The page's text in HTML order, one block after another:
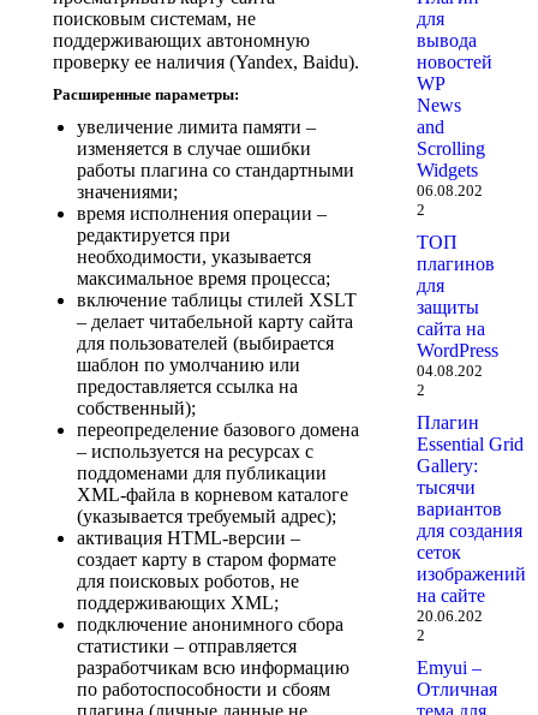
поисковым системам, не
поддерживающих автономную
проверку ее наличия (Yandex, Baidu).
Расширенные параметры:
увеличение лимита памяти –
изменяется в случае ошибки
работы плагина со стандартными
значениями;
время исполнения операции –
редактируется при
необходимости, указывается
максимальное время процесса;
включение таблицы стилей XSLT
– делает читабельной карту сайта
для пользователей (выбирается
шаблон по умолчанию или
предоставляется ссылка на
собственный);
переопределение базового домена
– используется на ресурсах с
поддоменами для публикации
XML-файла в корневом каталоге
(указывается требуемый адрес);
активация HTML-версии –
создает карту в старом формате
для поисковых роботов, не
поддерживающих XML;
подключение анонимного сбора
статистики – отправляется
разработчикам всю информацию
по работоспособности и сбоям
плагина (личные данные не
для
вывода
новостей
WP
News
and
Scrolling
Widgets
06.08.202
2
ТОП
плагинов
для
защиты
сайта на
WordPress
04.08.202
2
Плагин
Essential Grid
Gallery:
тысячи
вариантов
для создания
сеток
изображений
на сайте
20.06.202
2
Emyui –
Отличная
тема для